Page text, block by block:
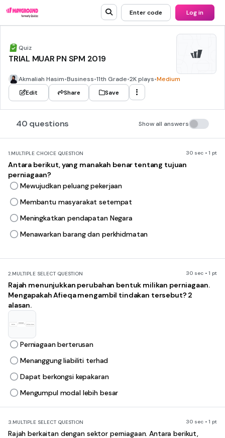
Enter code Log in
Quiz
TRIAL MUAR PN SPM 2019
Akmaliah Hasim•Business•11th Grade•2K plays•Medium
Edit
Share Save
40 questions Show all answers
1.MULTIPLE CHOICE QUESTION 30 sec • 1 pt
Antara berikut, yang manakah benar tentang tujuan
perniagaan?
Mewujudkan peluang pekerjaan
Membantu masyarakat setempat
Meningkatkan pendapatan Negara
Menawarkan barang dan perkhidmatan
2.MULTIPLE SELECT QUESTION 30 sec • 1 pt
Rajah menunjukkan perubahan bentuk milikan perniagaan.
Mengapakah Afieqa mengambil tindakan tersebut? 2
alasan.
Perniagaan berterusan
Menanggung liabiliti terhad
Dapat berkongsi kepakaran
Mengumpul modal lebih besar
3.MULTIPLE SELECT QUESTION 30 sec • 1 pt
Rajah berkaitan dengan sektor perniagaan. Antara berikut,